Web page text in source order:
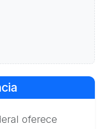
oferece